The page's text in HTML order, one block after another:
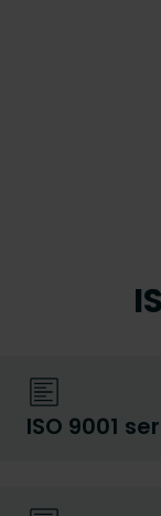
ISO 9001